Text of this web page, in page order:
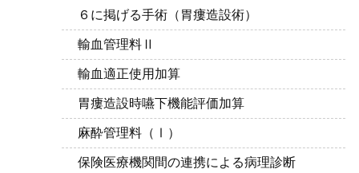
６に掲げる手術（胃瘻造設術）
輸血管理料Ⅱ
輸血適正使用加算
胃瘻造設時嚥下機能評価加算
麻酔管理料（Ⅰ）
保険医療機関間の連携による病理診断